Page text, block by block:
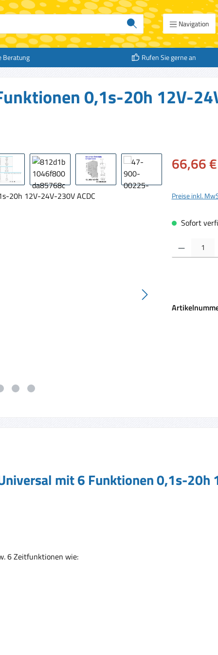
Navigation
Beratung Rufen Sie gerne an
0,1s-20h 12V-
Verkaufspreis:
66,66 €
Preise inkl.
Sofort
Produkt
mit 6 Funktionen 0,1s-20h
6 Zeitfunktionen wie: